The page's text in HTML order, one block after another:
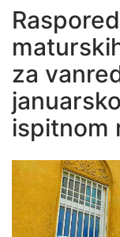
za
ispitnom